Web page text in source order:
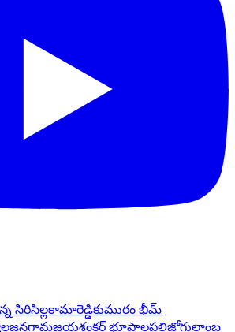
సిరిసిల్లకామారెడ్డికుమురం భీమ్
జనగామజయశంకర్ భూపాలపల్లిజోగులాంబ